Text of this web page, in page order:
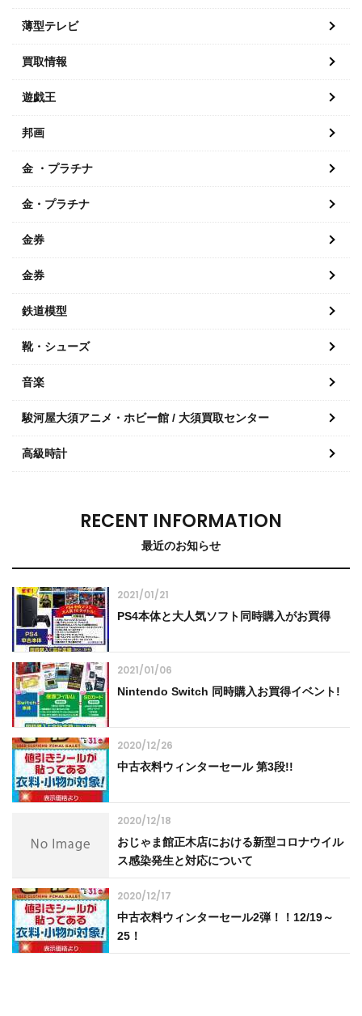
薄型テレビ
買取情報
遊戯王
邦画
金 ・プラチナ
金・プラチナ
金券
金券
鉄道模型
靴・シューズ
音楽
駿河屋大須アニメ・ホビー館 / 大須買取センター
高級時計
RECENT INFORMATION
最近のお知らせ
2021/01/21
PS4本体と大人気ソフト同時購入がお買得
2021/01/06
Nintendo Switch 同時購入お買得イベント!
2020/12/26
中古衣料ウィンターセール 第3段!!
2020/12/18
おじゃま館正木店における新型コロナウイル
ス感染発生と対応について
2020/12/17
中古衣料ウィンターセール2弾！！12/19～
25！